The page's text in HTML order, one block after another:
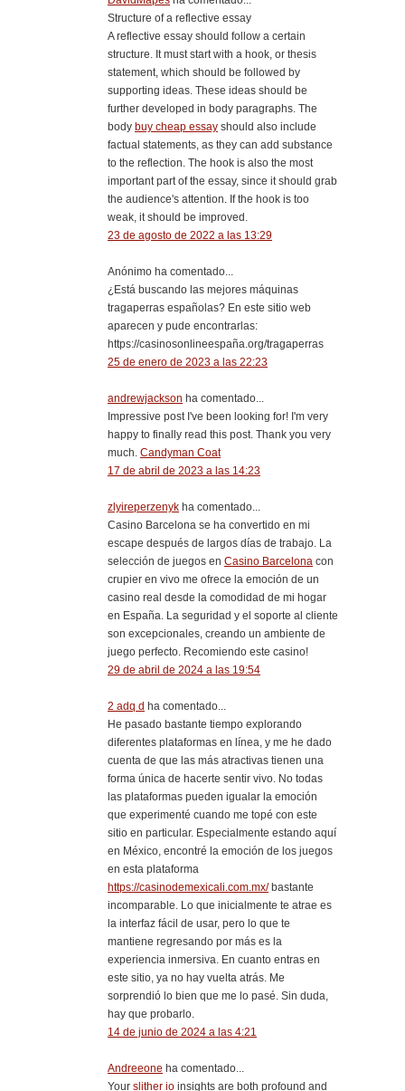
Structure of a reflective essay
A reflective essay should follow a certain
structure. It must start with a hook, or thesis
statement, which should be followed by
supporting ideas. These ideas should be
further developed in body paragraphs. The
body buy cheap essay should also include
factual statements, as they can add substance
to the reflection. The hook is also the most
important part of the essay, since it should grab
the audience's attention. If the hook is too
weak, it should be improved.
23 de agosto de 2022 a las 13:29
Anónimo ha comentado...
¿Está buscando las mejores máquinas
tragaperras españolas? En este sitio web
aparecen y pude encontrarlas:
https://casinosonlineespaña.org/tragaperras
25 de enero de 2023 a las 22:23
andrewjackson ha comentado...
Impressive post I've been looking for! I'm very
happy to finally read this post. Thank you very
much. Candyman Coat
17 de abril de 2023 a las 14:23
zlyireperzenyk ha comentado...
Casino Barcelona se ha convertido en mi
escape después de largos días de trabajo. La
selección de juegos en Casino Barcelona con
crupier en vivo me ofrece la emoción de un
casino real desde la comodidad de mi hogar
en España. La seguridad y el soporte al cliente
son excepcionales, creando un ambiente de
juego perfecto. Recomiendo este casino!
29 de abril de 2024 a las 19:54
2 adq d ha comentado...
He pasado bastante tiempo explorando
diferentes plataformas en línea, y me he dado
cuenta de que las más atractivas tienen una
forma única de hacerte sentir vivo. No todas
las plataformas pueden igualar la emoción
que experimenté cuando me topé con este
sitio en particular. Especialmente estando aquí
en México, encontré la emoción de los juegos
en esta plataforma
https://casinodemexicali.com.mx/bastante
incomparable. Lo que inicialmente te atrae es
la interfaz fácil de usar, pero lo que te
mantiene regresando por más es la
experiencia inmersiva. En cuanto entras en
este sitio, ya no hay vuelta atrás. Me
sorprendió lo bien que me lo pasé. Sin duda,
hay que probarlo.
14 de junio de 2024 a las 4:21
Andreeone ha comentado...
Your slither io insights are both profound and